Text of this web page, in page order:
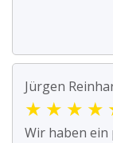
Jürgen
★ ★ ★ ★
Wir haben ein